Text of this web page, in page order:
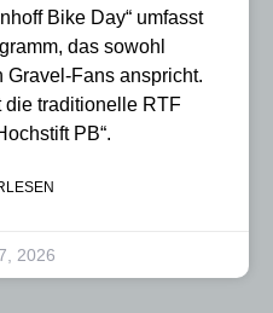
Bike Day“ umfasst
das sowohl
Gravel-Fans anspricht.
die traditionelle RTF
PB“.
2026